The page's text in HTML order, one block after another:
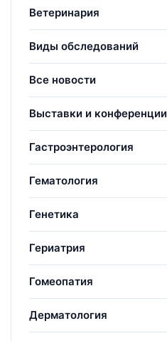
Ветеринария
Виды обследований
Все новости
Выставки и конференции
Гастроэнтерология
Гематология
Генетика
Гериатрия
Гомеопатия
Дерматология